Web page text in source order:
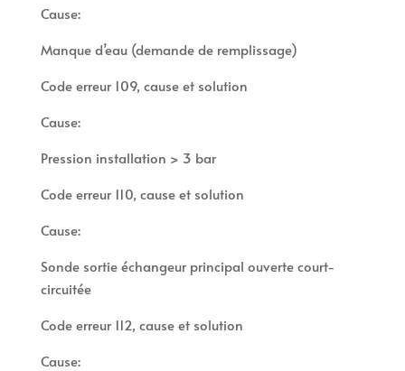
Cause:
Manque d’eau (demande de remplissage)
Code erreur 109, cause et solution
Cause:
Pression installation > 3 bar
Code erreur 110, cause et solution
Cause:
Sonde sortie échangeur principal ouverte court-
circuitée
Code erreur 112, cause et solution
Cause: